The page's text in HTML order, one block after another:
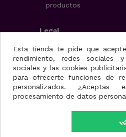
productos
Legal
Aviso Legal
Condiciones generales
Política de privacidad
Uso de cookies
Fisioportunity S.L.
Avenida de la
25, nave A
Esta tienda te pide que
rendimiento, redes sociales
sociales y las cookies
para ofrecerte funciones de
personalizados.
procesamiento de datos